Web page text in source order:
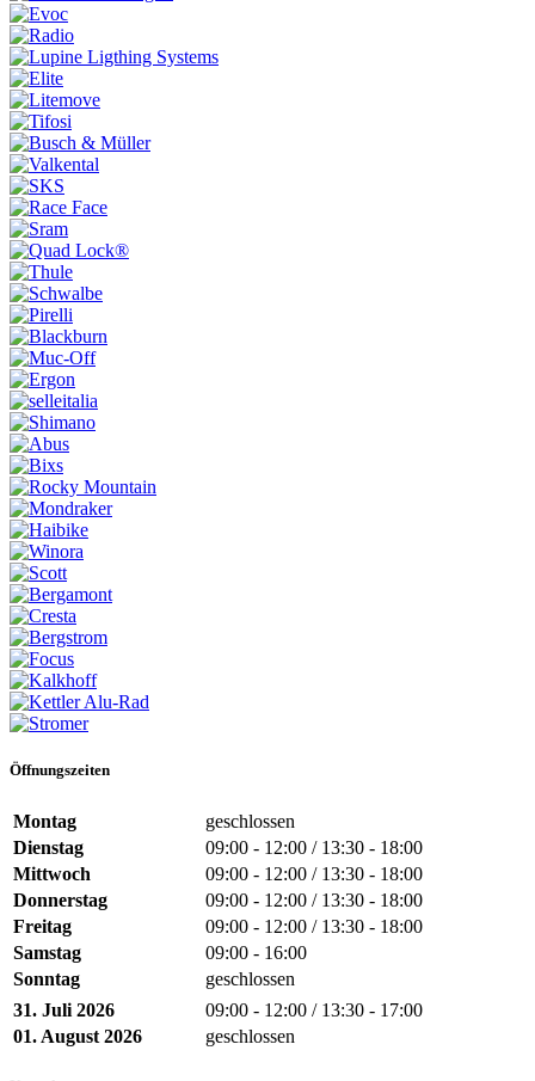
Öffnungszeiten
Montag
geschlossen
Dienstag
09:00 - 12:00 / 13:30 - 18:00
Mittwoch
09:00 - 12:00 / 13:30 - 18:00
Donnerstag
09:00 - 12:00 / 13:30 - 18:00
Freitag
09:00 - 12:00 / 13:30 - 18:00
Samstag
09:00 - 16:00
Sonntag
geschlossen
31. Juli 2026
09:00 - 12:00 / 13:30 - 17:00
01. August 2026
geschlossen